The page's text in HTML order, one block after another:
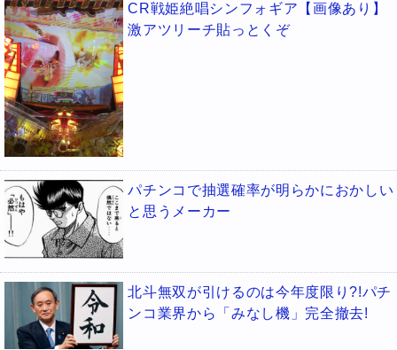
CR戦姫絶唱シンフォギア【画像あり】
激アツリーチ貼っとくぞ
パチンコで抽選確率が明らかにおかしい
と思うメーカー
北斗無双が引けるのは今年度限り?!パチ
ンコ業界から「みなし機」完全撤去!